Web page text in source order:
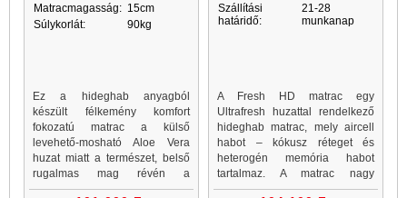
Matracmagasság: 15cm
Súlykorlát:
90kg
Ez a hideghab anyagból
készült félkemény komfort
fokozatú matrac a külső
levehető-mosható Aloe Vera
huzat miatt a természet, belső
rugalmas mag révén a
technológia találkozása mely
Szállítási
határidő:
21-28
munkanap
A Fresh HD matrac egy
Ultrafresh huzattal rendelkező
hideghab matrac, mely aircell
habot – kókusz réteget és
heterogén memória habot
tartalmaz. A matrac nagy
teherbírását és keménységét a